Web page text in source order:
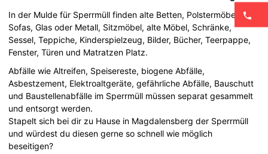
In der Mulde für Sperrmüll finden alte Betten, Polstermöbel,
Sofas, Glas oder Metall, Sitzmöbel, alte Möbel, Schränke,
Sessel, Teppiche, Kinderspielzeug, Bilder, Bücher, Teerpappe,
Fenster, Türen und Matratzen Platz.
Abfälle wie Altreifen, Speisereste, biogene Abfälle,
Asbestzement, Elektroaltgeräte, gefährliche Abfälle, Bauschutt
und Baustellenabfälle im Sperrmüll müssen separat gesammelt
und entsorgt werden.
Stapelt sich bei dir zu Hause in Magdalensberg der Sperrmüll
und würdest du diesen gerne so schnell wie möglich
beseitigen?